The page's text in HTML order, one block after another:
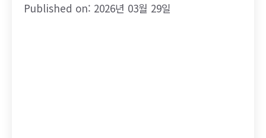
Published on: 2026년 03월 29일